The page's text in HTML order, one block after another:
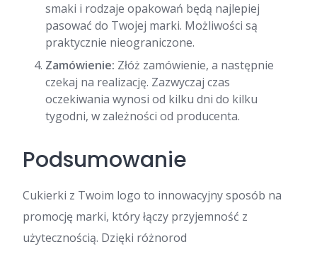
smaki i rodzaje opakowań będą najlepiej
pasować do Twojej marki. Możliwości są
praktycznie nieograniczone.
Zamówienie: Złóż zamówienie, a następnie
czekaj na realizację. Zazwyczaj czas
oczekiwania wynosi od kilku dni do kilku
tygodni, w zależności od producenta.
Podsumowanie
Cukierki z Twoim logo to innowacyjny sposób na
promocję marki, który łączy przyjemność z
użytecznością. Dzięki różnorod